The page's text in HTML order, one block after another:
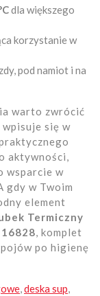
dla większego
korzystanie w
pod namiot i na
warto zwrócić
się w
aktywności,
wsparcie w
gdy w Twoim
element
Termiczny
, komplet
po higienę
deska sup